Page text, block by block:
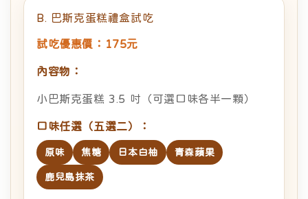
B. 巴斯克蛋糕禮盒試吃
試吃優惠價：175元
內容物：
小巴斯克蛋糕 3.5 吋（可選口味各半一顆）
口味任選（五選二）：
原味 焦糖 日本白柚 青森蘋果
鹿兒島抹茶